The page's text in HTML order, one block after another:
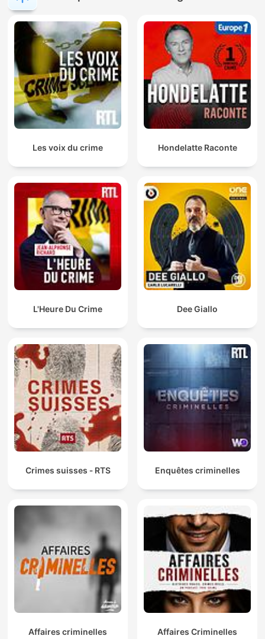
Les voix du crime Hondelatte Raconte
L'Heure Du Crime Dee Giallo
Crimes suisses ‐ RTS Enquêtes criminelles
Affaires criminelles Affaires Criminelles